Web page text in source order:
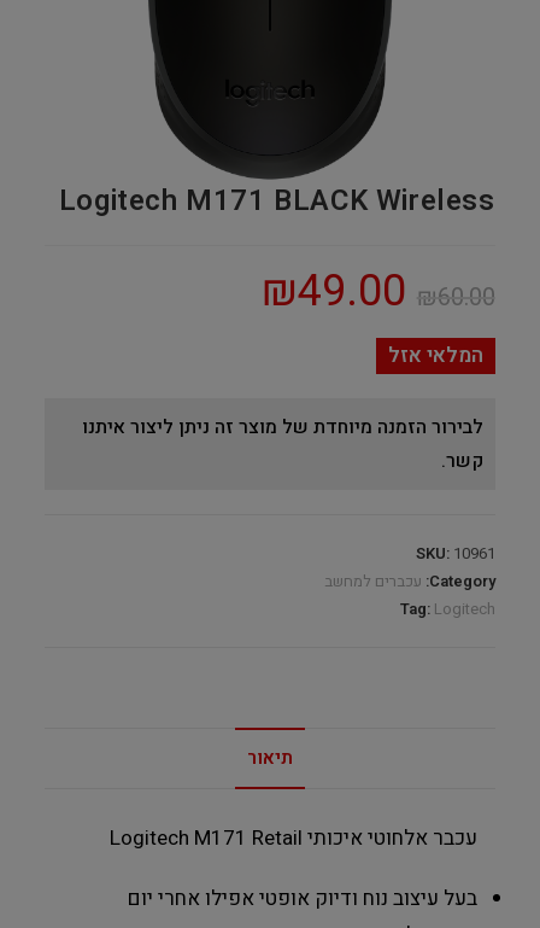
Logitech M171 BLACK Wireless
₪60.00
₪49.00
המלאי אזל
לבירור הזמנה מיוחדת של מוצר זה ניתן ליצור איתנו
קשר.
SKU: 10961
Category: עכברים למחשב
Tag: Logitech
תיאור
עכבר אלחוטי איכותי Logitech M171 Retail
בעל עיצוב נוח ודיוק אופטי אפילו אחרי יום